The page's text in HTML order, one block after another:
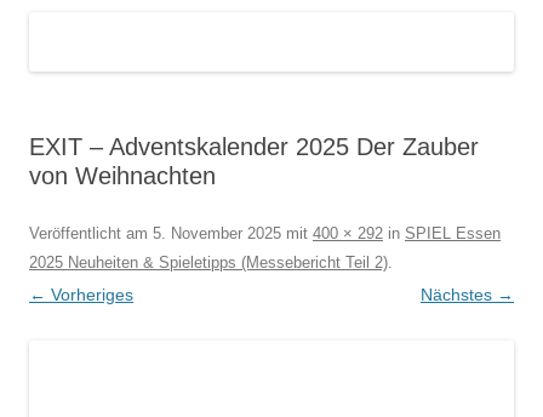
EXIT – Adventskalender 2025 Der Zauber
von Weihnachten
Veröffentlicht am 5. November 2025 mit 400 × 292 in SPIEL Essen
2025 Neuheiten & Spieletipps (Messebericht Teil 2).
← Vorheriges Nächstes →